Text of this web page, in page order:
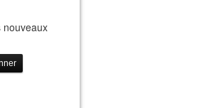
nouveaux